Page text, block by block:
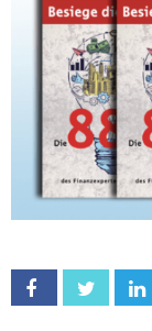
Facebook Twitter